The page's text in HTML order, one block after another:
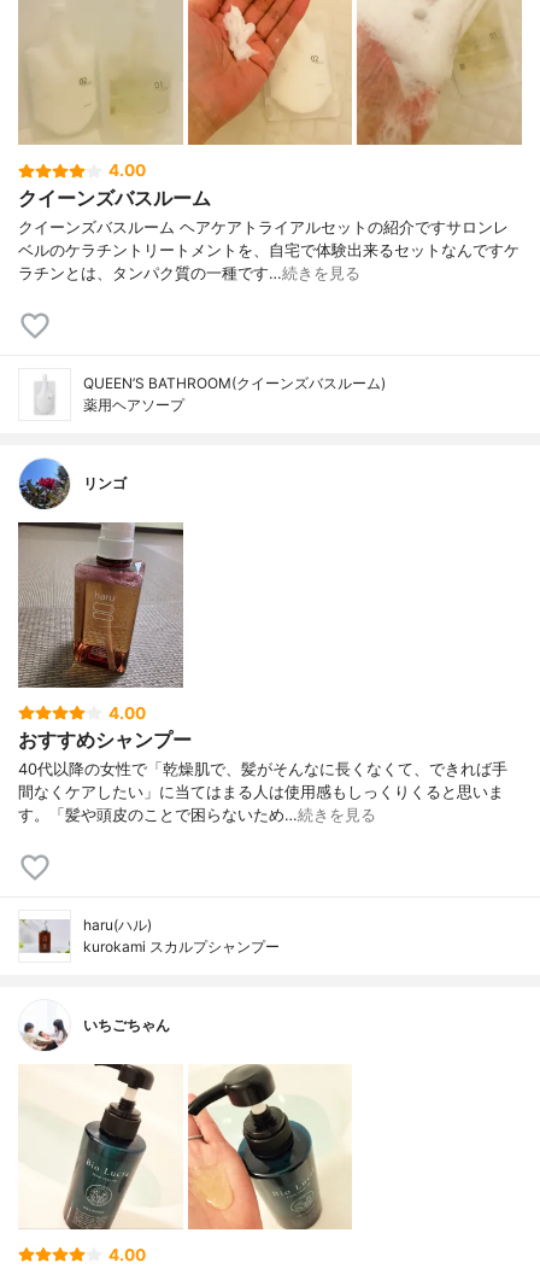
4.00
クイーンズバスルーム
クイーンズバスルーム ヘアケアトライアルセットの紹介ですサロンレ
ベルのケラチントリートメントを、自宅で体験出来るセットなんですケ
ラチンとは、タンパク質の一種です…続きを見る
QUEEN’S BATHROOM(クイーンズバスルーム)
薬用ヘアソープ
リンゴ
4.00
おすすめシャンプー
40代以降の女性で「乾燥肌で、髪がそんなに長くなくて、できれば手
間なくケアしたい」に当てはまる人は使用感もしっくりくると思いま
す。「髪や頭皮のことで困らないため…続きを見る
haru(ハル)
kurokami スカルプシャンプー
いちごちゃん
4.00